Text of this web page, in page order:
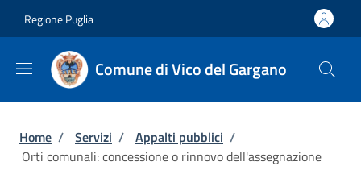
Regione Puglia
Comune di Vico del Gargano
Briciole di pane
Home / Servizi / Appalti pubblici /
Orti comunali: concessione o rinnovo dell'assegnazione